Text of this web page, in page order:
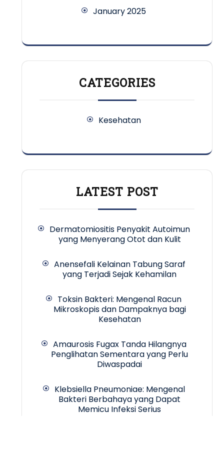
January 2025
CATEGORIES
Kesehatan
LATEST POST
Dermatomiositis Penyakit Autoimun
yang Menyerang Otot dan Kulit
Anensefali Kelainan Tabung Saraf
yang Terjadi Sejak Kehamilan
Toksin Bakteri: Mengenal Racun
Mikroskopis dan Dampaknya bagi
Kesehatan
Amaurosis Fugax Tanda Hilangnya
Penglihatan Sementara yang Perlu
Diwaspadai
Klebsiella Pneumoniae: Mengenal
Bakteri Berbahaya yang Dapat
Memicu Infeksi Serius